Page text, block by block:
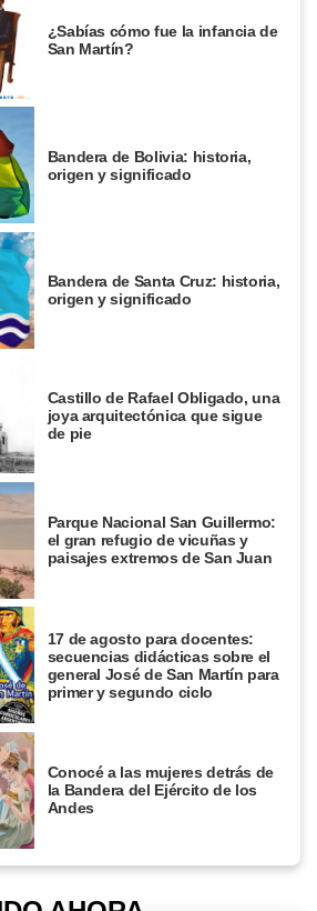
¿Sabías cómo fue la infancia de
San Martín?
Bandera de Bolivia: historia,
origen y significado
Bandera de Santa Cruz: historia,
origen y significado
Castillo de Rafael Obligado, una
joya arquitectónica que sigue
de pie
Parque Nacional San Guillermo:
el gran refugio de vicuñas y
paisajes extremos de San Juan
17 de agosto para docentes:
secuencias didácticas sobre el
general José de San Martín para
primer y segundo ciclo
Conocé a las mujeres detrás de
la Bandera del Ejército de los
Andes